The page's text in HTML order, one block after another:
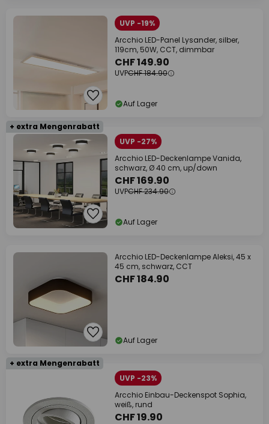
UVP -19%
Arcchio LED-Panel Lysander, silber,
119cm, 50W, CCT, dimmbar
CHF 149.90
UVPCHF 184.90
Auf Lager
+ extra Mengenrabatt
UVP -27%
Arcchio LED-Deckenlampe Vanida,
schwarz, Ø 40 cm, up/down
CHF 169.90
UVPCHF 234.90
Auf Lager
Arcchio LED-Deckenlampe Aleksi, 45 x
45 cm, schwarz, CCT
CHF 184.90
Auf Lager
+ extra Mengenrabatt
UVP -23%
Arcchio Einbau-Deckenspot Sophia,
weiß, rund
CHF 19.90